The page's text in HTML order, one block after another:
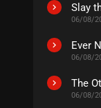
Slay
06/08/
Ever
06/08/
06/08/